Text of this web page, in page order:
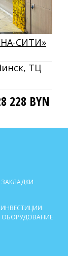
СИТИ»
ТЦ
228 BYN
ЗАКЛАДКИ
ИНВЕСТИЦИИ
ОБОРУДОВАНИЕ